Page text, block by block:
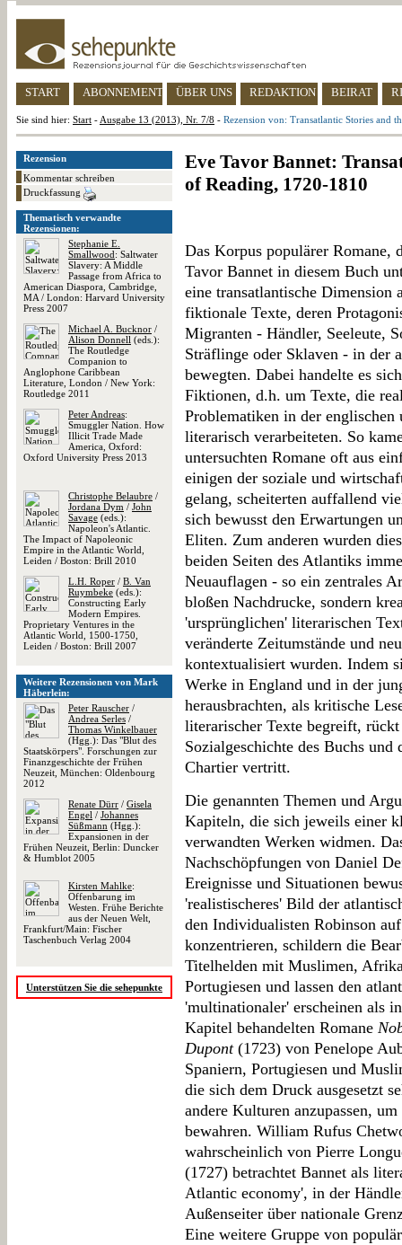
START ABONNEMENT ÜBER UNS REDAKTION BEIRAT
Sie sind hier: Start - Ausgabe 13 (2013), Nr. 7/8 - Rezension von: Transatlantic Stories and
Rezension
Kommentar schreiben
Druckfassung
Thematisch verwandte
Rezensionen:
Stephanie E.
Smallwood: Saltwater
Slavery: A Middle
Passage from Africa to
American Diaspora, Cambridge,
MA / London: Harvard University
Press 2007
Michael A. Bucknor /
Alison Donnell (eds.):
The Routledge
Companion to
Anglophone Caribbean
Literature, London / New York:
Routledge 2011
Peter Andreas:
Smuggler Nation. How
Illicit Trade Made
America, Oxford:
Oxford University Press 2013
Christophe Belaubre /
Jordana Dym / John
Savage (eds.):
Napoleon's Atlantic.
The Impact of Napoleonic
Empire in the Atlantic World,
Leiden / Boston: Brill 2010
L.H. Roper / B. Van
Ruymbeke (eds.):
Constructing Early
Modern Empires.
Proprietary Ventures in the
Atlantic World, 1500-1750,
Leiden / Boston: Brill 2007
Weitere Rezensionen von Mark
Häberlein:
Peter Rauscher /
Andrea Serles /
Thomas Winkelbauer
(Hgg.): Das "Blut des
Staatskörpers". Forschungen zur
Finanzgeschichte der Frühen
Neuzeit, München: Oldenbourg
2012
Renate Dürr / Gisela
Engel / Johannes
Süßmann (Hgg.):
Expansionen in der
Frühen Neuzeit, Berlin: Duncker
& Humblot 2005
Kirsten Mahlke:
Offenbarung im
Westen. Frühe Berichte
aus der Neuen Welt,
Frankfurt/Main: Fischer
Taschenbuch Verlag 2004
Unterstützen Sie die sehepunkte
Eve Tavor Bannet:
of Reading, 1720-1810
Das Korpus populärer Romane,
Tavor Bannet in diesem Buch
eine transatlantische Dimension
fiktionale Texte, deren
Migranten - Händler, Seeleute,
Sträflinge oder Sklaven - in der
bewegten. Dabei handelte es
Fiktionen, d.h. um Texte, die
Problematiken in der englischen
literarisch verarbeiteten. So
untersuchten Romane oft aus
einigen der soziale und
gelang, scheiterten auffallend
sich bewusst den Erwartungen
Eliten. Zum anderen wurden
beiden Seiten des Atlantiks
Neuauflagen - so ein zentrales
bloßen Nachdrucke, sondern
'ursprünglichen' literarischen
veränderte Zeitumstände und
kontextualisiert wurden. Indem
Werke in England und in der
herausbrachten, als kritische
literarischer Texte begreift,
Sozialgeschichte des Buchs und
Chartier vertritt.
Die genannten Themen und
Kapiteln, die sich jeweils einer
verwandten Werken widmen.
Nachschöpfungen von Daniel
Ereignisse und Situationen
'realistischeres' Bild der
den Individualisten Robinson
konzentrieren, schildern die
Titelhelden mit Muslimen,
Portugiesen und lassen den
'multinationaler' erscheinen als
Kapitel behandelten Romane
Dupont(1723) von Penelope
Spaniern, Portugiesen und
die sich dem Druck ausgesetzt
andere Kulturen anzupassen,
bewahren. William Rufus
wahrscheinlich von Pierre
(1727) betrachtet Bannet als
Atlantic economy', in der
Außenseiter über nationale
Eine weitere Gruppe von